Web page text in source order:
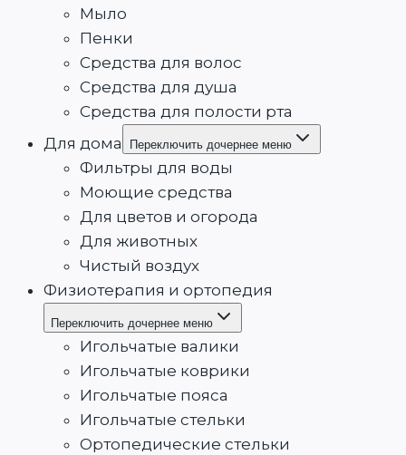
Мыло
Пенки
Средства для волос
Средства для душа
Средства для полости рта
Для дома
Переключить дочернее меню
Фильтры для воды
Моющие средства
Для цветов и огорода
Для животных
Чистый воздух
Физиотерапия и ортопедия
Переключить дочернее меню
Игольчатые валики
Игольчатые коврики
Игольчатые пояса
Игольчатые стельки
Ортопедические стельки